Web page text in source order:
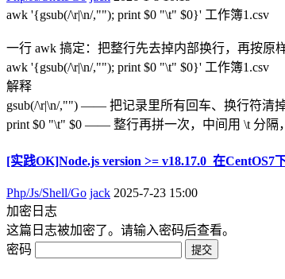
awk '{gsub(/\r|\n/,""); print $0 "\t" $0}' 工作簿1.csv
一行 awk 搞定：把整行先去掉内部换行，再按原
awk '{gsub(/\r|\n/,""); print $0 "\t" $0}' 工作簿1.csv
解释
gsub(/\r|\n/,"") —— 把记录里所有回车、换行符清
print $0 "\t" $0 —— 整行再拼一次，中间用 \t 分隔
[实践OK]Node.js version >= v18.17.0 在
Php/Js/Shell/Go jack 2025-7-23 15:00
加密日志
这篇日志被加密了。请输入密码后查看。
密码